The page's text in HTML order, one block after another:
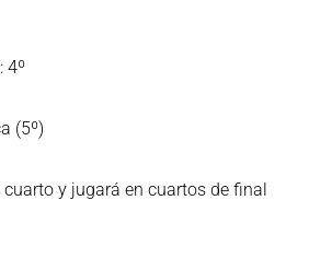
: 4º
(5º)
y jugará en cuartos de final